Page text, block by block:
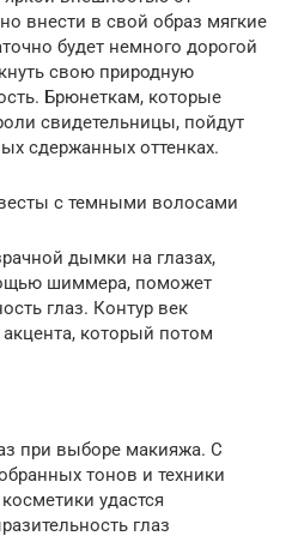
внести в свой образ мягкие
будет немного дорогой
свою природную
Брюнеткам, которые
свидетельницы, пойдут
сдержанных оттенках.
с темными волосами
дымки на глазах,
шиммера, поможет
глаз. Контур век
акцента, который потом
при выборе макияжа. С
тонов и техники
удастся
глаз